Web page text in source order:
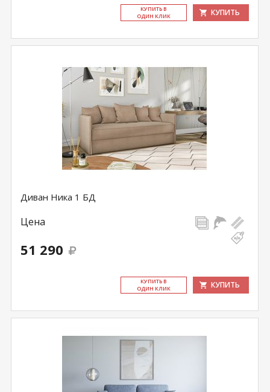
КУ­ПИТЬ В
ОДИН КЛИК
КУПИТЬ
Диван Ника 1 БД
Цена
51 290
КУ­ПИТЬ В
ОДИН КЛИК
КУПИТЬ